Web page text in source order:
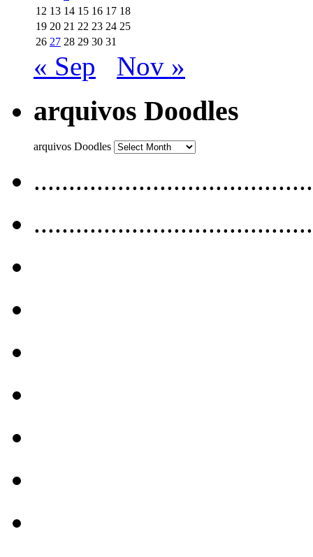
12 13 14 15 16 17 18
19 20 21 22 23 24 25
26 27 28 29 30 31
« Sep Nov »
arquivos Doodles
arquivos Doodles